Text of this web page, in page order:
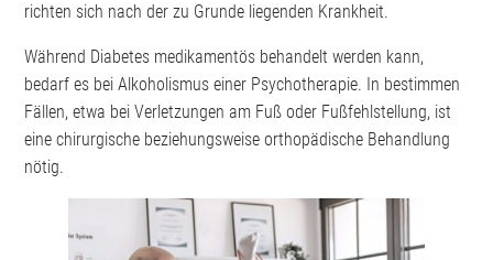
richten sich nach der zu Grunde liegenden Krankheit.
Während Diabetes medikamentös behandelt werden kann,
bedarf es bei Alkoholismus einer Psychotherapie. In bestimmen
Fällen, etwa bei Verletzungen am Fuß oder Fußfehlstellung, ist
eine chirurgische beziehungsweise orthopädische Behandlung
nötig.